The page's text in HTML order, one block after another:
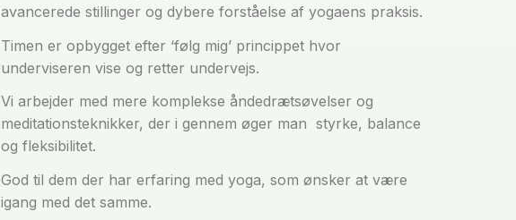
avancerede stillinger og dybere forståelse af yogaens praksis.
Timen er opbygget efter ‘følg mig’ princippet hvor
underviseren vise og retter undervejs.
Vi arbejder med mere komplekse åndedrætsøvelser og
meditationsteknikker, der i gennem øger man styrke, balance
og fleksibilitet.
God til dem der har erfaring med yoga, som ønsker at være
igang med det samme.